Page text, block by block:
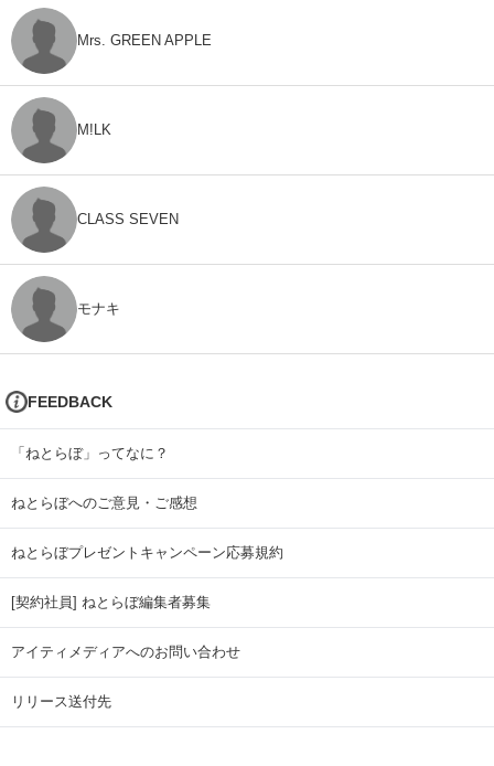
Mrs. GREEN APPLE
M!LK
CLASS SEVEN
モナキ
FEEDBACK
「ねとらぼ」ってなに？
ねとらぼへのご意見・ご感想
ねとらぼプレゼントキャンペーン応募規約
[契約社員] ねとらぼ編集者募集
アイティメディアへのお問い合わせ
リリース送付先